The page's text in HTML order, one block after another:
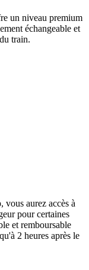
un niveau premium
échangeable et
train.
aurez accès à
pour certaines
et remboursable
2 heures après le